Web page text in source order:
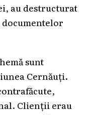
au destructurat
sunt
Cernăuți.
Clienții erau